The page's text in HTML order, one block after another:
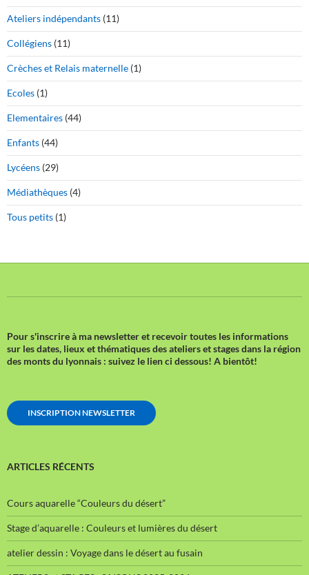
Ateliers indépendants (11)
Collégiens (11)
Crèches et Relais maternelle (1)
Ecoles (1)
Elementaires (44)
Enfants (44)
Lycéens (29)
Médiathèques (4)
Tous petits (1)
Pour s'inscrire à ma newsletter et recevoir toutes les informations
sur les dates, lieux et thématiques des ateliers et stages dans la région
des monts du lyonnais : suivez le lien ci dessous! A bientôt!
INSCRIPTION NEWSLETTER
ARTICLES RÉCENTS
Cours aquarelle “Couleurs du désert”
Stage d’aquarelle : Couleurs et lumières du désert
atelier dessin : Voyage dans le désert au fusain